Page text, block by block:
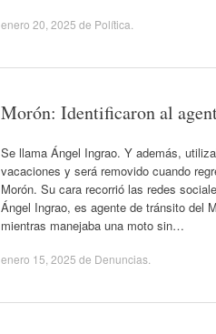
enero 20, 2025 de Política
Morón: Identificaron al
Se llama Ángel Ingrao. Y además,
vacaciones y será removido cuando
Morón. Su cara recorrió las redes
Ángel Ingrao, es agente de tránsito del
mientras manejaba una moto sin…
enero 15, 2025 de Denuncias